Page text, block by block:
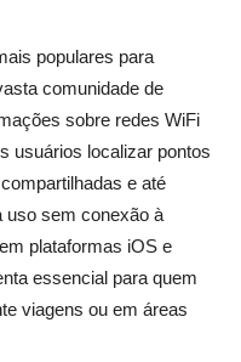
populares para
comunidade de
sobre redes WiFi
usuários localizar pontos
e até
uso sem conexão à
plataformas iOS e
essencial para quem
viagens ou em áreas